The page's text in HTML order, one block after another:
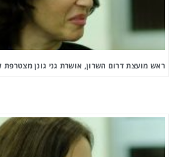
ראש מועצת דרום השרון, אושרת גני גונן מצטרפת